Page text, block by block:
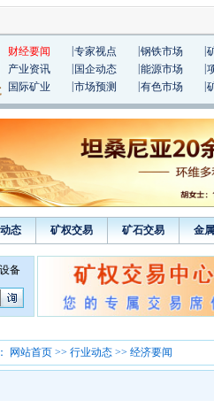
财经要闻 专家视点 钢铁市场
产业资讯
国企动态 能源市场
国际矿业
市场预测 有色市场
态 矿权交易 矿石交易 金
设备
网站首页 >> 行业动态 >> 经济要闻